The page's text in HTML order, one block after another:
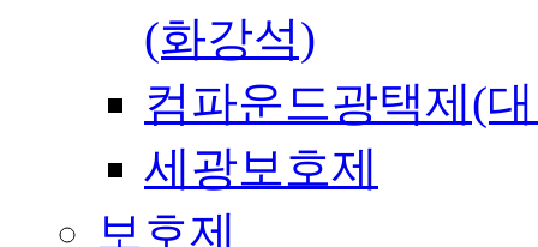
(화강석)
컴파운드광택제(
세광보호제
보호제